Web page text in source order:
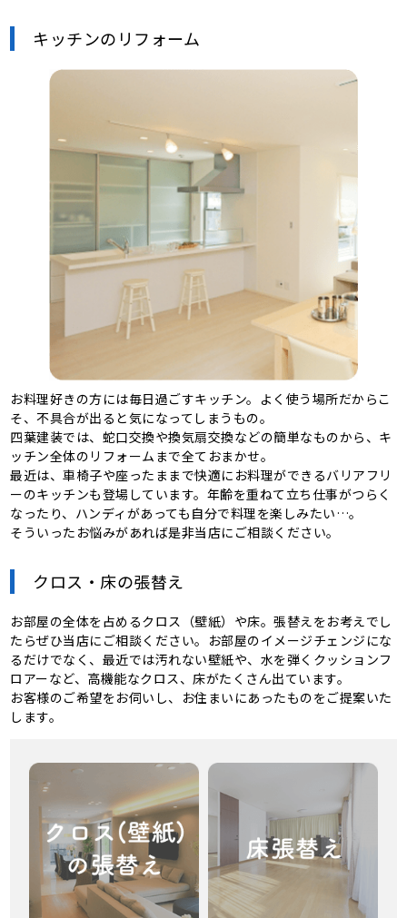
キッチンのリフォーム
お料理好きの方には毎日過ごすキッチン。よく使う場所だからこ
そ、不具合が出ると気になってしまうもの。
四葉建装では、蛇口交換や換気扇交換などの簡単なものから、キ
ッチン全体のリフォームまで全ておまかせ。
最近は、車椅子や座ったままで快適にお料理ができるバリアフリ
ーのキッチンも登場しています。年齢を重ねて立ち仕事がつらく
なったり、ハンディがあっても自分で料理を楽しみたい…。
そういったお悩みがあれば是非当店にご相談ください。
クロス・床の張替え
お部屋の全体を占めるクロス（壁紙）や床。張替えをお考えでし
たらぜひ当店にご相談ください。お部屋のイメージチェンジにな
るだけでなく、最近では汚れない壁紙や、水を弾くクッションフ
ロアーなど、高機能なクロス、床がたくさん出ています。
お客様のご希望をお伺いし、お住まいにあったものをご提案いた
します。